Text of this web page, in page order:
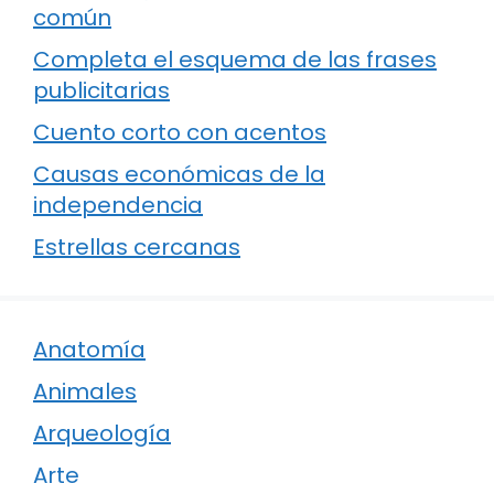
común
Completa el esquema de las frases
publicitarias
Cuento corto con acentos
Causas económicas de la
independencia
Estrellas cercanas
Anatomía
Animales
Arqueología
Arte